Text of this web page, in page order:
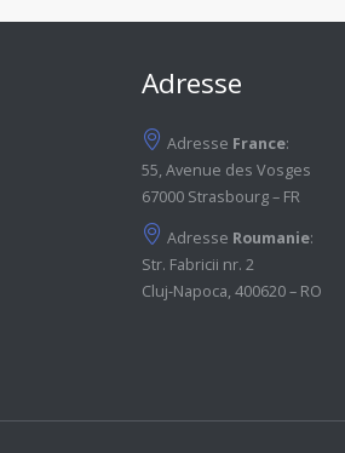
Adresse
Adresse France:
55, Avenue des Vosges
67000 Strasbourg – FR
Adresse Roumanie:
Str. Fabricii nr. 2
Cluj-Napoca, 400620 – RO